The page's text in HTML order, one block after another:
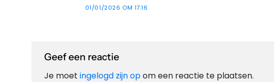
01/01/2026 OM 17:16
Geef een reactie
Je moet ingelogd zijn opom een reactie te plaatsen.